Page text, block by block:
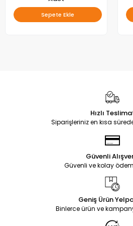
Sepete Ekle
Hızlı
Siparişleriniz en kısa
Güvenli
Güvenli ve kolay
Geniş Ürün
Binlerce ürün ve